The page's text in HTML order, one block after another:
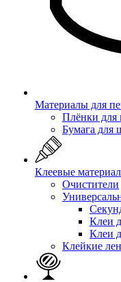
Материалы для
Плёнки для
Бумага для
Клеевые
Очистители
Клеи
Клеи
Клейкие